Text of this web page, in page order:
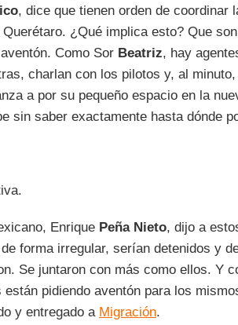
, dice que tienen orden de coordinar
¿Qué implica esto? Que
Como Sor Beatriz, hay
charlan con los pilotos y, al minuto,
a por su pequeño espacio en la
sin saber exactamente hasta dónde
Enrique Peña Nieto, dijo a
forma irregular, serían detenidos y
Se juntaron con más como ellos. Y
pidiendo aventón para los
y entregado a Migración.